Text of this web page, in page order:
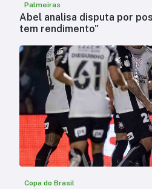
Palmeiras
Abel analisa disputa por
tem rendimento"
Copa do Brasil